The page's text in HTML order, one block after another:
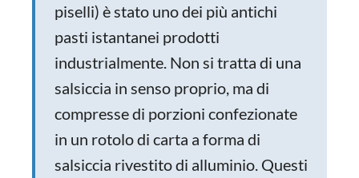
piselli) è stato uno dei più antichi
pasti istantanei prodotti
industrialmente. Non si tratta di una
salsiccia in senso proprio, ma di
compresse di porzioni confezionate
in un rotolo di carta a forma di
salsiccia rivestito di alluminio. Questi